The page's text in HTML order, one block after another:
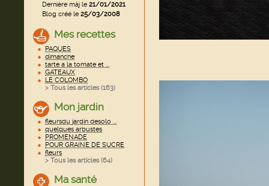
Dernière màj le21/01/2021
Blog créé le25/03/2008
Mes recettes
PAQUES
dimanche
tarte a la tomate et ...
GATEAUX
LE COLOMBO
> Tous les articles (163)
Mon jardin
fleursdu jardin desolo ...
quelques arbustes
PROMENADE
POUR GRAINE DE SUCRE
fleurs
> Tous les articles (64)
Ma santé